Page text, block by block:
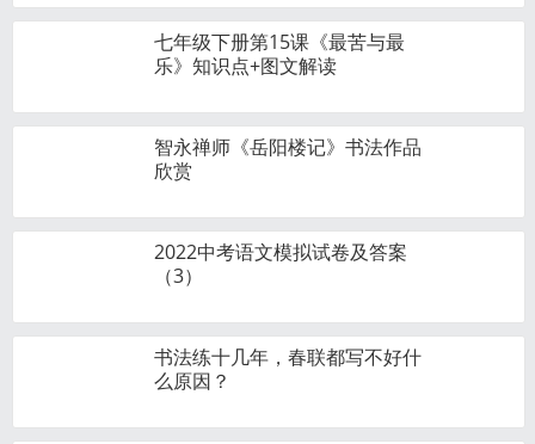
七年级下册第15课《最苦与最
乐》知识点+图文解读
智永禅师《岳阳楼记》书法作品
欣赏
2022中考语文模拟试卷及答案
（3）
书法练十几年，春联都写不好什
么原因？